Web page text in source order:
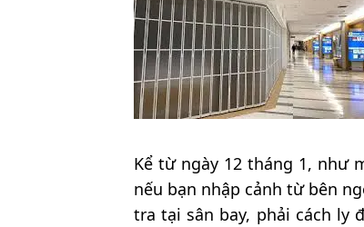
Kể từ ngày 12 tháng 1, như
nếu bạn nhập cảnh từ bên
tra tại sân bay, phải cách ly